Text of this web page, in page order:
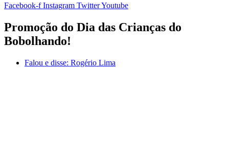
Facebook-f Instagram TwitterYoutube
Promoção do Dia das Crianças do
Bobolhando!
Falou e disse: Rogério Lima